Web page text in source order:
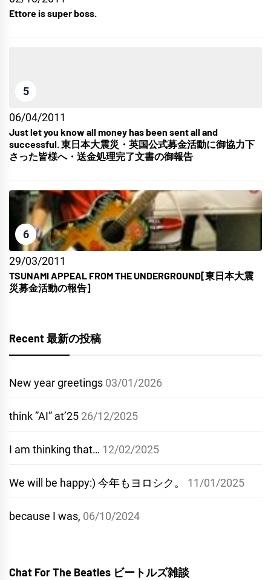
Ettore is super boss.
5
06/04/2011
Just let you know all money has been sent all and
successful. 東日本大震災・英国公式募金活動に御協力下
さった皆様へ・送金処理完了文書の御報告
6
29/03/2011
TSUNAMI APPEAL FROM THE UNDERGROUND[東日本大震
災募金活動の報告]
Recent 最新の投稿
New year greetings 03/01/2026
think ”AI” at’25 26/12/2025
I am thinking that… 12/02/2025
We will be happy:) 今年もヨロシク。 11/01/2025
because I was, 06/10/2024
Chat For The Beatles ビートルズ雑談